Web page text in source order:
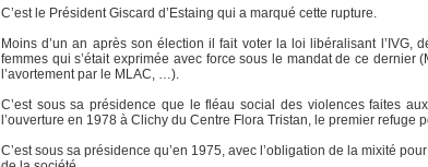
C’est le Président Giscard d’Estaing qui a marqué cette rupture.
Moins d’un an après son élection il fait voter la loi libéralisant l’IVG,
femmes qui s’était exprimée avec force sous le mandat de ce
l’avortement par le MLAC, …).
C’est sous sa présidence que le fléau social des violences faites
l’ouverture en 1978 à Clichy du Centre Flora Tristan, le premier refuge
C’est sous sa présidence qu’en 1975, avec l’obligation de la mixité